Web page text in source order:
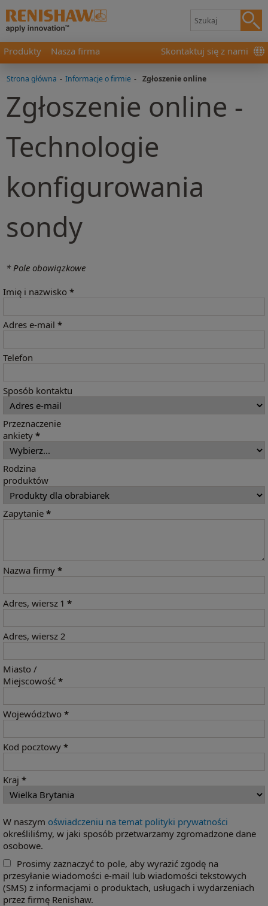
Produkty Nasza firma Skontaktuj się z nami
Strona główna - Informacje o firmie - Zgłoszenie online
Zgłoszenie online -
Technologie
konfigurowania
sondy
* Pole obowiązkowe
Imię i nazwisko *
Adres e-mail *
Telefon
Sposób kontaktu
Przeznaczenie
ankiety *
Rodzina
produktów
Zapytanie *
Nazwa firmy *
Adres, wiersz 1 *
Adres, wiersz 2
Miasto /
Miejscowość *
Województwo *
Kod pocztowy *
Kraj *
W naszym oświadczeniu na temat polityki prywatności
określiliśmy, w jaki sposób przetwarzamy zgromadzone dane
osobowe.
Prosimy zaznaczyć to pole, aby wyrazić zgodę na
przesyłanie wiadomości e-mail lub wiadomości tekstowych
(SMS) z informacjami o produktach, usługach i wydarzeniach
przez firmę Renishaw.